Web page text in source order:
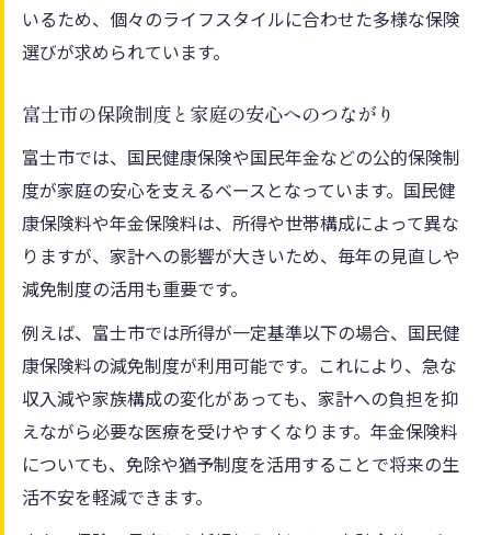
いるため、個々のライフスタイルに合わせた多様な保険
選びが求められています。
富士市の保険制度と家庭の安心へのつながり
富士市では、国民健康保険や国民年金などの公的保険制
度が家庭の安心を支えるベースとなっています。国民健
康保険料や年金保険料は、所得や世帯構成によって異な
りますが、家計への影響が大きいため、毎年の見直しや
減免制度の活用も重要です。
例えば、富士市では所得が一定基準以下の場合、国民健
康保険料の減免制度が利用可能です。これにより、急な
収入減や家族構成の変化があっても、家計への負担を抑
えながら必要な医療を受けやすくなります。年金保険料
についても、免除や猶予制度を活用することで将来の生
活不安を軽減できます。